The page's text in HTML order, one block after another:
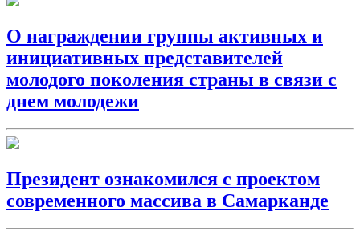
О награждении группы активных и
инициативных представителей
молодого поколения страны в связи с
днем молодежи
Президент ознакомился с проектом
современного массива в Самарканде